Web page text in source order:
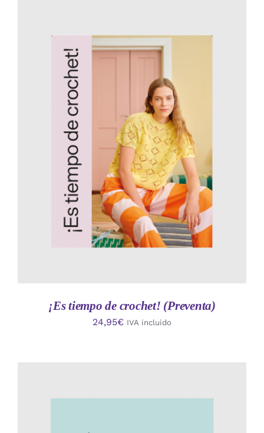
AÑADIR AL CARRITO
/
DETALLES
¡Es tiempo de crochet! (Preventa)
24,95€ IVA incluido